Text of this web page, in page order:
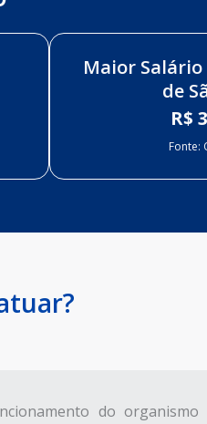
Maior
de
R$
Fonte:
do organismo